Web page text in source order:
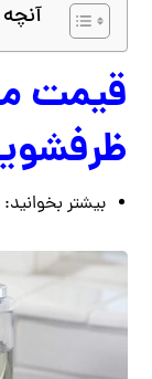
قیمت
بیشتر بخوانید: